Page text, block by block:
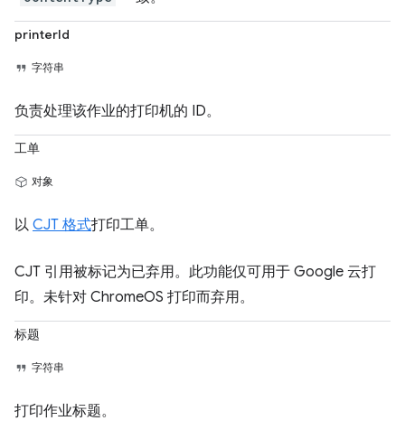
printerId
字符串
负责处理该作业的打印机的 ID。
工单
对象
以 CJT 格式打印工单。
CJT 引用被标记为已弃用。此功能仅可用于 Google 云打
印。未针对 ChromeOS 打印而弃用。
标题
字符串
打印作业标题。